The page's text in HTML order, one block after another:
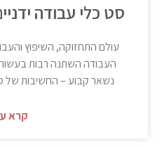
סט כלי עבודה
עולם התחזוקה, השיפוץ
העבודה השתנה רבות
נשאר קבוע – החשיבות של
קרא